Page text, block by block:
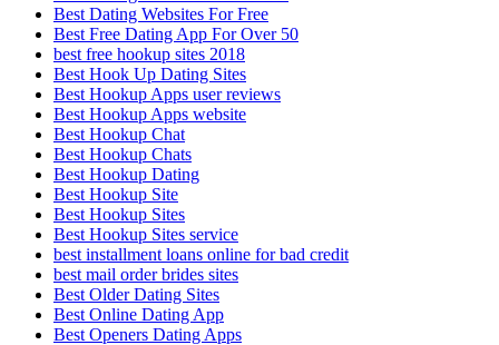
Best Dating Websites For Free
Best Free Dating App For Over 50
best free hookup sites 2018
Best Hook Up Dating Sites
Best Hookup Apps user reviews
Best Hookup Apps website
Best Hookup Chat
Best Hookup Chats
Best Hookup Dating
Best Hookup Site
Best Hookup Sites
Best Hookup Sites service
best installment loans online for bad credit
best mail order brides sites
Best Older Dating Sites
Best Online Dating App
Best Openers Dating Apps